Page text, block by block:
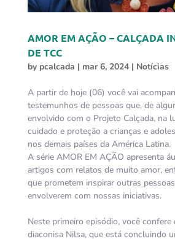
AMOR EM AÇÃO – CALÇADA
DE TCC
by pcalcada | mar 6, 2024| Notícias
A partir de hoje (06) você vai
testemunhos de pessoas que, de
envolvido com o Projeto Calçada, na
cuidado e proteção a crianças e
nos demais países da América Latina.
A série AMOR EM AÇÃO apresenta
artigos com relatos de muito amor,
que prometem inspirar outras
envolverem com nossas iniciativas.
Neste primeiro episódio, você confere
diaconisa Nilsa, que está concluindo